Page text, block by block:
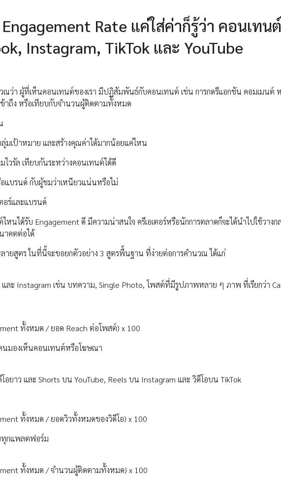
Rate แค่ใส่ค่าก็รู้ว่า คอนเทน
Instagram, TikTok และ YouTube
ณว่า ผู้ที่เห็นคอนเทนต์ของเรา มีปฏิสัมพันธ์กับคอนเทนต์ เช่น การกดรีแอกชัน คอมเมนต์
ข้าถึง หรือเทียบกับจำนวนผู้ติดตามทั้งหมด
เป้าหมาย และสร้างคุณค่าได้มากน้อยแค่ไหน
วรัล เทียบกันระหว่างคอนเทนต์ได้ดี
แบรนด์ กับผู้ชมว่าเหนียวแน่นหรือไม่
อร์และแบรนด์
หนได้รับ Engagement ดี มีความน่าสนใจ ครีเอเตอร์หรือนักการตลาดก็จะได้นำไปใช้วางก
าคตต่อได้
ายสูตร ในที่นี้จะขอยกตัวอย่าง 3 สูตรพื้นฐาน ที่ง่ายต่อการคำนวณ ได้แก่
ละ Instagram เช่น บทความ, Single Photo, โพสต์ที่มีรูปภาพหลาย ๆ ภาพ ที่เรียกว่า
ทั้งหมด / ยอด Reach ต่อโพสต์) x 100
นมองเห็นคอนเทนต์หรือโฆษณา
อยาว และ Shorts บน YouTube, Reels บน Instagram และ วิดีโอบน TikTok
ทั้งหมด / ยอดวิวทั้งหมดของวิดีโอ) x 100
ทุกแพลตฟอร์ม
ทั้งหมด / จำนวนผู้ติดตามทั้งหมด) x 100